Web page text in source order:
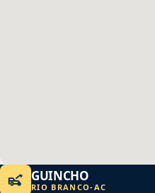
GUINCHO
RIO BRANCO-AC